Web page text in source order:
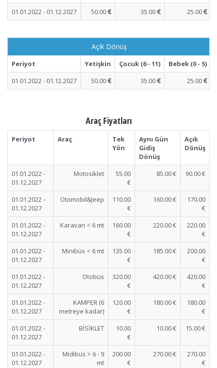
01.01.2022 - 01.12.2027
50.00 35.00 25.00
Açık Dönüş
Periyot Yetişkin Çocuk (6 - 11)
Bebek (0 - 5)
01.01.2022 - 01.12.2027
50.00 35.00 25.00
Araç Fiyatları
Periyot Araç
Tek
Yön
Aynı Gün
Gidiş
Dönüş
Açık
Dönüş
01.01.2022 -
01.12.2027
Motosiklet
55.00
€
85.00 € 90.00 €
01.01.2022 -
01.12.2027
Otomobil&Jeep
110.00
€
160.00 €
170.00
€
01.01.2022 -
01.12.2027
Karavan < 6 mt
160.00
€
220.00 €
220.00
€
01.01.2022 -
01.12.2027
Minibüs < 6 mt
135.00
€
185.00 €
200.00
€
01.01.2022 -
01.12.2027
Otobüs
320.00
€
420.00 €
420.00
€
01.01.2022 -
01.12.2027
KAMPER (6
metreye kadar)
120.00
€
180.00 €
180.00
€
01.01.2022 -
01.12.2027
BİSİKLET
10.00
€
10.00 € 15.00 €
01.01.2022 -
01.12.2027
Midibüs > 6 - 9
mt
200.00
€
270.00 €
270.00
€